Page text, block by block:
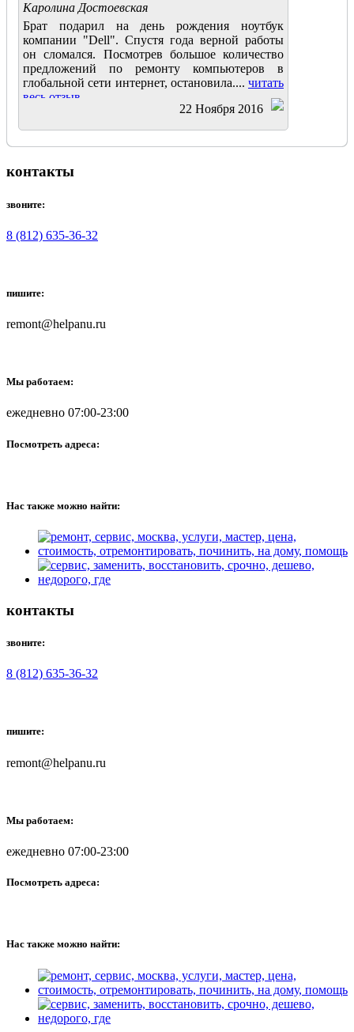
Каролина Достоевская
Брат подарил на день рождения ноутбук
компании "Dell". Спустя года верной работы
он сломался. Посмотрев большое количество
предложений по ремонту компьютеров в
глобальной сети интернет, остановила.... читать
весь отзыв
22 Ноября 2016
контакты
звоните:
8 (812) 635-36-32
пишите:
remont@helpanu.ru
Мы работаем:
ежедневно 07:00-23:00
Посмотреть адреса:
Нас также можно найти:
контакты
звоните:
8 (812) 635-36-32
пишите:
remont@helpanu.ru
Мы работаем:
ежедневно 07:00-23:00
Посмотреть адреса:
Нас также можно найти: